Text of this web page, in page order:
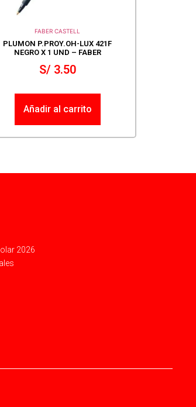
FABER CASTELL
PLUMON P.PROY.OH-LUX 421F
NEGRO X 1 UND – FABER
S/3.50
Añadir al carrito
2026